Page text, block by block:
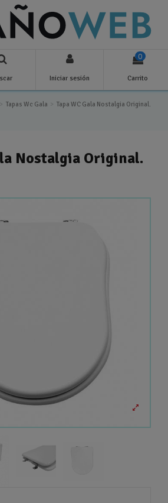
Iniciar sesión
0
Carrito
Tapas Wc Gala
Tapa WC Gala Nostalgia Original.
Nostalgia Original.